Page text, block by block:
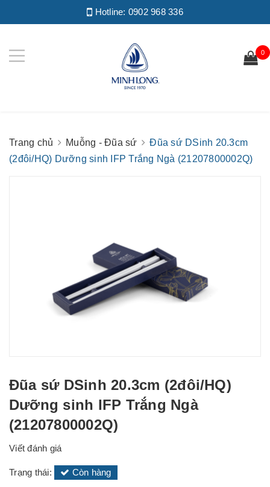
Hotline: 0902 968 336
0
Trang chủ Muỗng - Đũa sứ
Đũa sứ DSinh 20.3cm
(2đôi/HQ) Dưỡng sinh IFP Trắng Ngà (21207800002Q)
Đũa sứ DSinh 20.3cm (2đôi/HQ)
Dưỡng sinh IFP Trắng Ngà
(21207800002Q)
Viết đánh giá
Trạng thái: Còn hàng